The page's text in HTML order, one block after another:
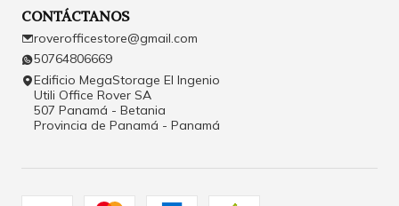
CONTÁCTANOS
roverofficestore@gmail.com
50764806669
Edificio MegaStorage El Ingenio
Utili Office Rover SA
507 Panamá - Betania
Provincia de Panamá - Panamá